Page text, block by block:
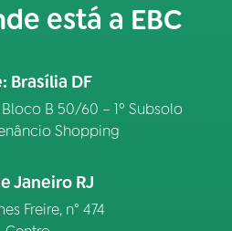
está a EBC
Brasília DF
B 50/60 – 1º Subsolo
Shopping
Janeiro RJ
Freire, n° 474